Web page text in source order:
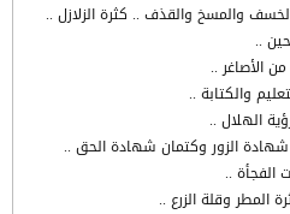
والمسخ والقذف .. كثرة الزلازل ..
..
الأصاغر ..
والكتابة ..
الهلال ..
الزور وكتمان شهادة الحق ..
الفجأة ..
المطر وقلة الزرع ..